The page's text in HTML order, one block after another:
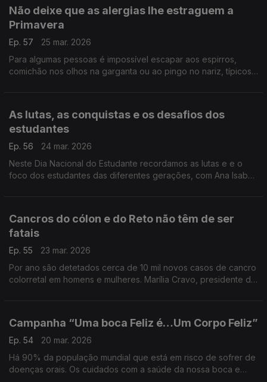
Não deixe que as alergias lhe estraguem a
Primavera
Ep. 57
25 mar. 2026
Para algumas pessoas é impossível escapar aos espirros,
comichão nos olhos na garganta ou ao pingo no nariz, típicos
As lutas, as conquistas e os desafios dos
estudantes
Ep. 56
24 mar. 2026
Neste Dia Nacional do Estudante recordamos as lutas e e o
foco dos estudantes das diferentes gerações, com Ana Isabel
Cancros do cólon e do Reto não têm de ser
fatais
Ep. 55
23 mar. 2026
Por ano são detetados cerca de 10 mil novos casos de cancro
colorretal em homens e mulheres. Marília Cravo, presidente da
Campanha “Uma boca Feliz é…Um Corpo Feliz”
Ep. 54
20 mar. 2026
Há 90% da população mundial que está em risco de sofrer de
doenças orais. Os cuidados com a saúde da nossa boca e